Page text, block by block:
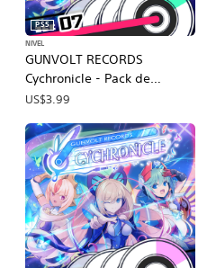
GUNVOLT RECORDS
Cychronicle - Pack de
canciones 7, Lola: ♪Espíritus
♪Magia con las palabras,
♪Destello y felicidad ♪
PS5
NIVEL
US$3.99